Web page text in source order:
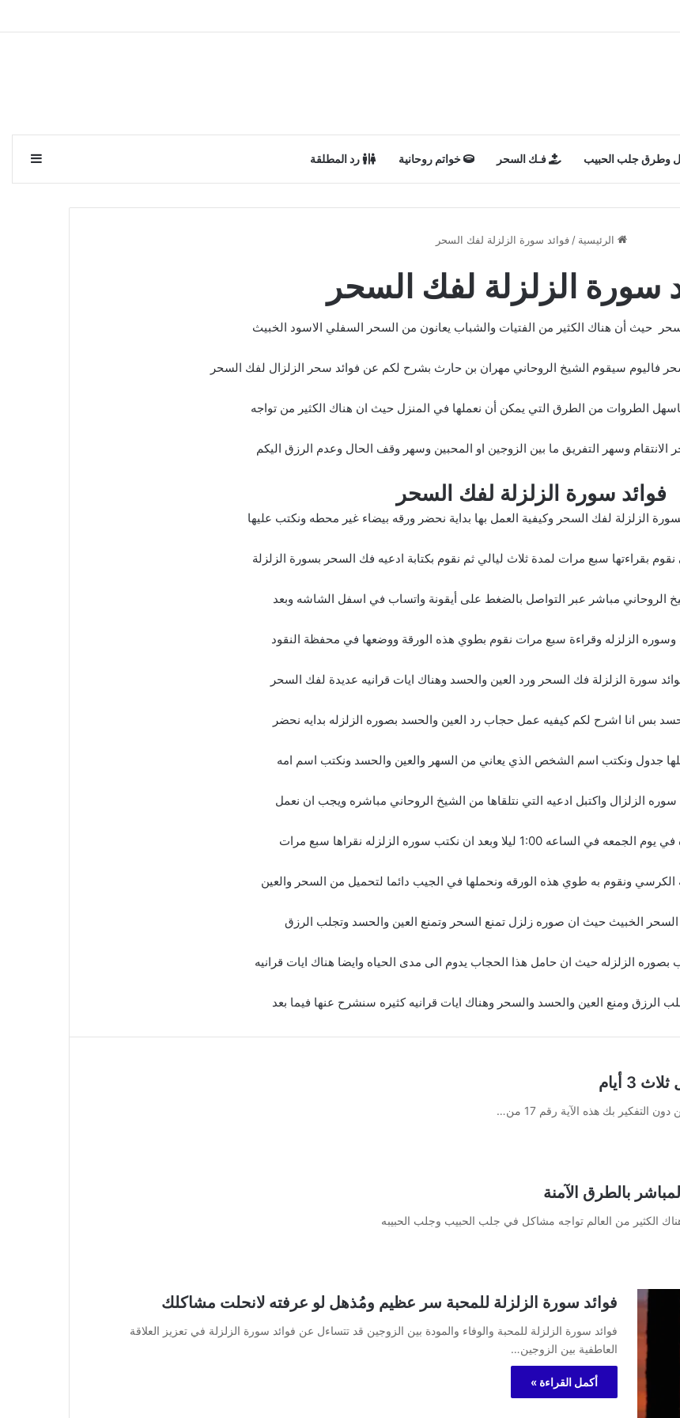
وطرق جلب الحبيب فـك السحر خواتم روحانية رد المطلقة
الرئيسية / فوائد سورة الزلزلة لفك السحر
سورة الزلزلة لفك السحر
حيث أن هناك الكثير من الفتيات والشباب يعانون من السحر السفلي الاسود الخبيث
فاليوم سيقوم الشيخ الروحاني مهران بن حارث بشرح لكم عن فوائد سحر الزلزال لفك السحر
الطروات من الطرق التي يمكن أن نعملها في المنزل حيث ان هناك الكثير من تواجه
وسهر التفريق ما بين الزوجين او المحبين وسهر وقف الحال وعدم الرزق اليكم
فوائد سورة الزلزلة لفك السحر
الزلزلة لفك السحر وكيفية العمل بها بداية نحضر ورقه بيضاء غير محطه ونكتب عليها
بقراءتها سبع مرات لمدة ثلاث ليالي ثم نقوم بكتابة ادعيه فك السحر بسورة الزلزلة
الروحاني مباشر عبر التواصل بالضغط على أيقونة واتساب في اسفل الشاشه وبعد
وسوره الزلزله وقراءة سبع مرات نقوم بطوي هذه الورقة ووضعها في محفظة النقود
سورة الزلزلة فك السحر ورد العين والحسد وهناك ايات قرانيه عديدة لفك السحر
بس انا اشرح لكم كيفيه عمل حجاب رد العين والحسد بصوره الزلزله بدايه نحضر
جدول ونكتب اسم الشخص الذي يعاني من السهر والعين والحسد ونكتب اسم امه
سوره الزلزال واكتبل ادعيه التي نتلقاها من الشيخ الروحاني مباشره ويجب ان نعمل
1:00 ليلا وبعد ان نكتب سوره الزلزله نقراها سبع مرات
الكرسي ونقوم به طوي هذه الورقه ونحملها في الجيب دائما لتحميل من السحر والعين
السحر الخبيث حيث ان صوره زلزل تمنع السحر وتمنع العين والحسد وتجلب الرزق
بصوره الزلزله حيث ان حامل هذا الحجاب يدوم الى مدى الحياه وايضا هناك ايات قرانيه
الرزق ومنع العين والحسد والسحر وهناك ايات قرانيه كثيره سنشرح عنها فيما بعد
أيام
بك هذه الآية رقم 17 من…
بالطرق الآمنة
الكثير من العالم تواجه مشاكل في جلب الحبيب وجلب الحبيبه
فوائد سورة الزلزلة للمحبة سر عظيم ومُذهل لو عرفته لانحلت مشاكلك
فوائد سورة الزلزلة للمحبة والوفاء والمودة بين الزوجين قد تتساءل عن فوائد سورة الزلزلة في تعزيز العلاقة
العاطفية بين الزوجين…
أكمل القراءة »